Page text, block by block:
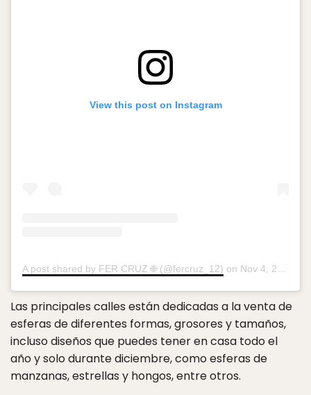
View this post on Instagram
A post shared by FER CRUZ 🌐 (@fercruz_12) on Nov 4, 2016 at 9:44pm PDT
Las principales calles están dedicadas a la venta de
esferas de diferentes formas, grosores y tamaños,
incluso diseños que puedes tener en casa todo el
año y solo durante diciembre, como esferas de
manzanas, estrellas y hongos, entre otros.